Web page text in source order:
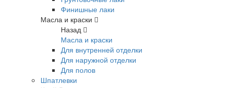
Финишные лаки
Масла и краски
Назад
Масла и краски
Для внутренней отделки
Для наружной отделки
Для полов
Шпатлевки